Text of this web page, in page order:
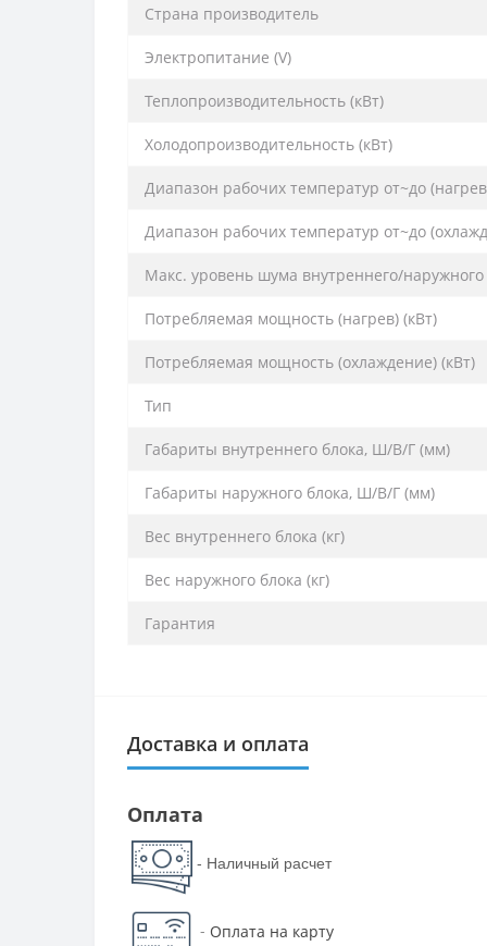
Страна производитель
Электропитание (V)
Теплопроизводительность (кВт)
Холодопроизводительность (кВт)
Диапазон рабочих температур от~до
Диапазон рабочих температур от~до
Макс. уровень шума внутреннего/наружного
Потребляемая мощность (нагрев) (кВт)
Потребляемая мощность (охлаждение) (кВт)
Тип
Габариты внутреннего блока, Ш/В/Г (мм)
Габариты наружного блока, Ш/В/Г (мм)
Вес внутреннего блока (кг)
Вес наружного блока (кг)
Гарантия
Доставка и оплата
Оплата
- Наличный расчет
- Оплата на карту